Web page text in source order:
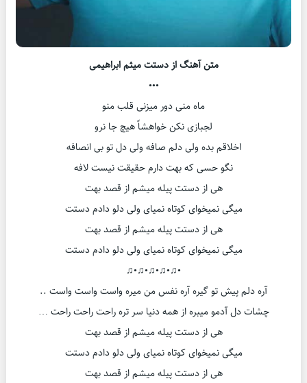
متن آهنگ از دستت میثم ابراهیمی
•••
ماه منی دور میزنی قلب منو
لجبازی نکن خواهشاً هیچ جا نرو
اخلاقم بده ولی دلم صافه ولی دل تو بی انصافه
نگو حسی که بهت دارم حقیقت نیست لافه
هی از دستت پیله میشم از قصد بهت
میگی نمیخوای کوتاه نمیای ولی دلو دادم دستت
هی از دستت پیله میشم از قصد بهت
میگی نمیخوای کوتاه نمیای ولی دلو دادم دستت
•♫•♫•♫•♫•♫
آره دلم پیش تو گیره آره نفس من میره واست واست واست ..
چشات دل آدمو میبره از همه دنیا سر تره راحت راحت راحت …
هی از دستت پیله میشم از قصد بهت
میگی نمیخوای کوتاه نمیای ولی دلو دادم دستت
هی از دستت پیله میشم از قصد بهت